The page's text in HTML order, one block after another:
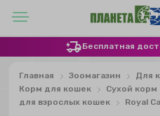
Бесплатная
Главная Зоомагазин
Для
Корм для кошек
Сухой корм
для взрослых кошек
Royal